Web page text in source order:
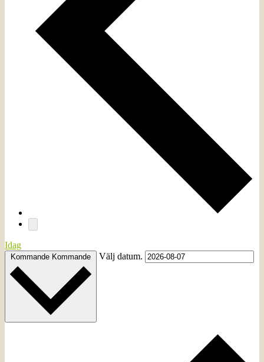
Idag
Kommande Kommande Välj datum.